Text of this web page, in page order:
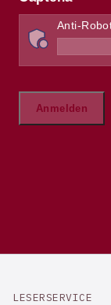
LESERSERVICE